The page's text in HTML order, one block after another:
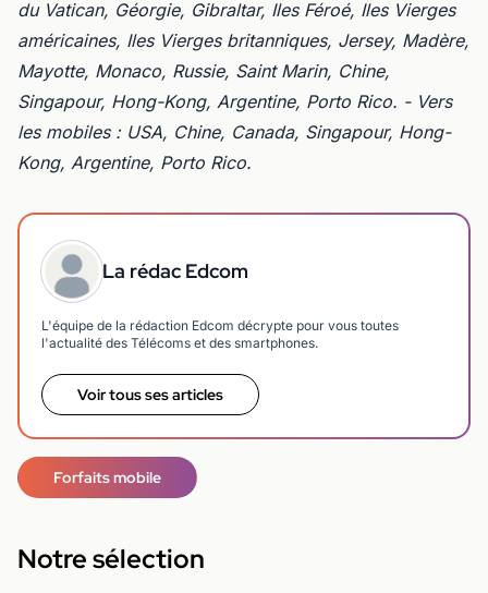
du Vatican, Géorgie, Gibraltar, Iles Féroé, Iles Vierges
américaines, Iles Vierges britanniques, Jersey, Madère,
Mayotte, Monaco, Russie, Saint Marin, Chine,
Singapour, Hong-Kong, Argentine, Porto Rico. - Vers
les mobiles : USA, Chine, Canada, Singapour, Hong-
Kong, Argentine, Porto Rico.
La rédac Edcom
L'équipe de la rédaction Edcom décrypte pour vous toutes
l'actualité des Télécoms et des smartphones.
Voir tous ses articles
Forfaits mobile
Notre sélection